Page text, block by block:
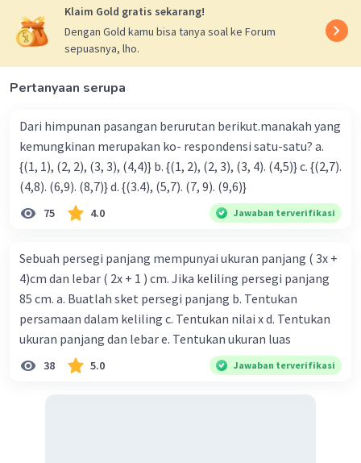
Iklan
Klaim Gold gratis sekarang!
Dengan Gold kamu bisa tanya soal ke Forum
sepuasnya, lho.
Pertanyaan serupa
Dari himpunan pasangan berurutan berikut.manakah yang
kemungkinan merupakan ko- respondensi satu-satu? a.
{(1, 1), (2, 2), (3, 3), (4,4)} b. {(1, 2), (2, 3), (3, 4). (4,5)} c. {(2,7).
(4,8). (6,9). (8,7)} d. {(3.4), (5,7). (7, 9). (9,6)}
75 4.0 Jawaban terverifikasi
Sebuah persegi panjang mempunyai ukuran panjang ( 3x +
4)cm dan lebar ( 2x + 1 ) cm. Jika keliling persegi panjang
85 cm. a. Buatlah sket persegi panjang b. Tentukan
persamaan dalam keliling c. Tentukan nilai x d. Tentukan
ukuran panjang dan lebar e. Tentukan ukuran luas
38 5.0 Jawaban terverifikasi